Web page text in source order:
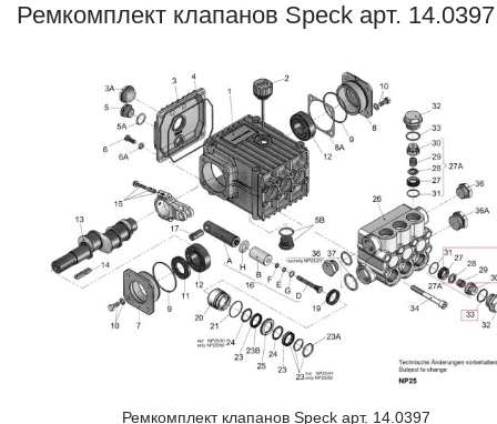
Ремкомплект клапанов Speck арт. 14.0397
Ремкомплект клапанов Speck арт. 14.0397